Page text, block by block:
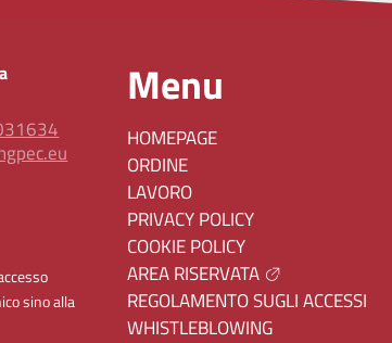
sino alla
Menu
HOMEPAGE
ORDINE
LAVORO
PRIVACY POLICY
COOKIE POLICY
AREA RISERVATA
REGOLAMENTO SUGLI ACCESSI
WHISTLEBLOWING